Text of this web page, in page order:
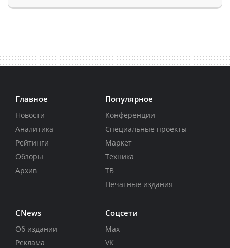
Главное
Новости
Аналитика
Рейтинги
Обзоры
Архив
Популярное
Конференции
Специальные проекты
Маркет
Техника
ТВ
Печатные издания
CNews
Об издании
Реклама
Соцсети
Max
VK